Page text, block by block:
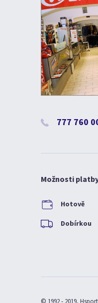
777 760
Možnosti
Hotově
Dobírkou
© 1992 - 2019,